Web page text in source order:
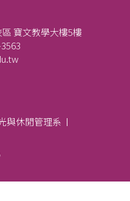
寶文教學大樓5樓
與休閒管理系